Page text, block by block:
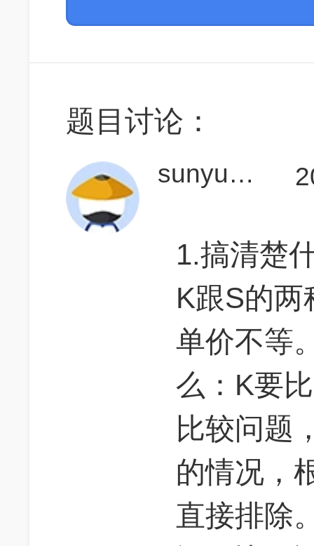
题目讨论：
sunyunqi199644
1.搞清楚
K跟S的两
单价不等
么：K要
比较问题
的情况，
直接排除